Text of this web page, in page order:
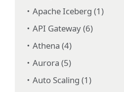
Apache Iceberg (1)
API Gateway (6)
Athena (4)
Aurora (5)
Auto Scaling (1)